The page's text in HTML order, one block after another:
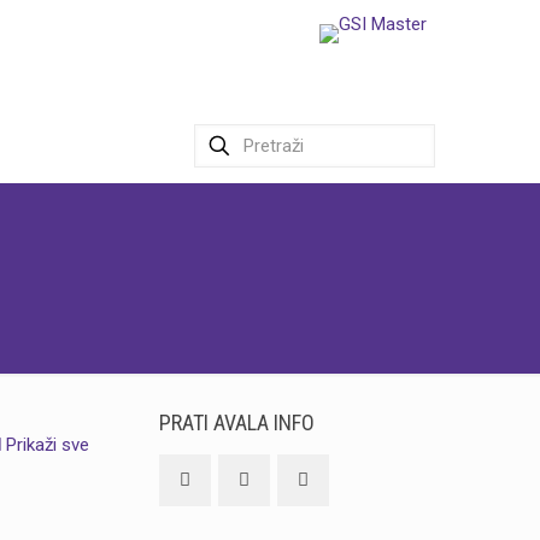
Prikaži sve
PRATI AVALA INFO